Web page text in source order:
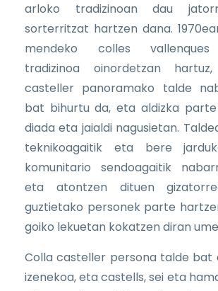
arloko tradizinoan dau
sorterritzat hartzen dana.
mendeko colles vallenques
tradizinoa oinordetzan hartuz,
casteller panoramako talde
bat bihurtu da, eta aldizka
diada eta jaialdi nagusietan.
teknikoagaitik eta bere
komunitario sendoagaitik
eta atontzen dituen
guztietako personek parte
goiko lekuetan kokatzen diran
Colla casteller persona talde bat
izenekoa, eta castells, sei eta